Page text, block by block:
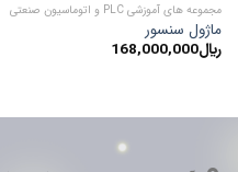
مجموعه های آموزشی PLC و اتوماسیون صنعتی
ماژول سنسور
﷼168,000,000